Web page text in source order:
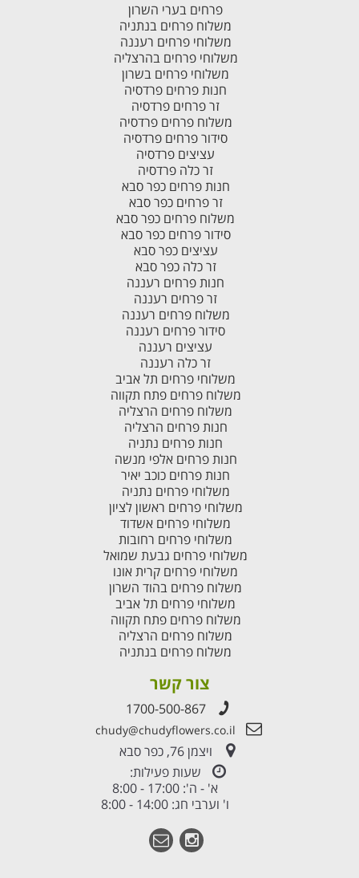
פרחים בערי השרון
משלוח פרחים בנתניה
משלוחי פרחים רעננה
משלוחי פרחים בהרצליה
משלוחי פרחים בשרון
חנות פרחים פרדסיה
זר פרחים פרדסיה
משלוח פרחים פרדסיה
סידור פרחים פרדסיה
עציצים פרדסיה
זר כלה פרדסיה
חנות פרחים כפר סבא
זר פרחים כפר סבא
משלוח פרחים כפר סבא
סידור פרחים כפר סבא
עציצים כפר סבא
זר כלה כפר סבא
חנות פרחים רעננה
זר פרחים רעננה
משלוח פרחים רעננה
סידור פרחים רעננה
עציצים רעננה
זר כלה רעננה
משלוחי פרחים תל אביב
משלוח פרחים פתח תקווה
משלוח פרחים הרצליה
חנות פרחים הרצליה
חנות פרחים נתניה
חנות פרחים אלפי מנשה
חנות פרחים כוכב יאיר
משלוחי פרחים נתניה
משלוחי פרחים ראשון לציון
משלוחי פרחים אשדוד
משלוחי פרחים רחובות
משלוחי פרחים גבעת שמואל
משלוחי פרחים קרית אונו
משלוח פרחים בהוד השרון
משלוחי פרחים תל אביב
משלוח פרחים פתח תקווה
משלוח פרחים הרצליה
משלוח פרחים בנתניה
צור קשר
1700-500-867
chudy@chudyflowers.co.il
ויצמן 76, כפר סבא
שעות פעילות:
א' - ה': 17:00 - 8:00
ו' וערבי חג: 14:00 - 8:00